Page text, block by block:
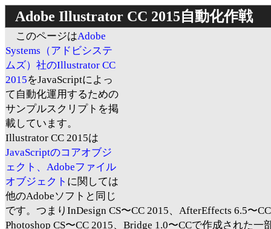
Adobe Illustrator CC 2015自動化作戦
このページはAdobe
Systems（アドビシステ
ムズ）社のIllustrator CC
2015をJavaScriptによっ
て自動化運用するための
サンプルスクリプトを掲
載しています。
Illustrator CC 2015は
JavaScriptのコアオブジ
ェクト、Adobeファイル
オブジェクト に関しては
他のAdobeソフトと同じ
です。つまりInDesign CS〜CC 2015、AfterEffects 6.5〜
Photoshop CS〜CC 2015、Bridge 1.0〜CCで作成された一